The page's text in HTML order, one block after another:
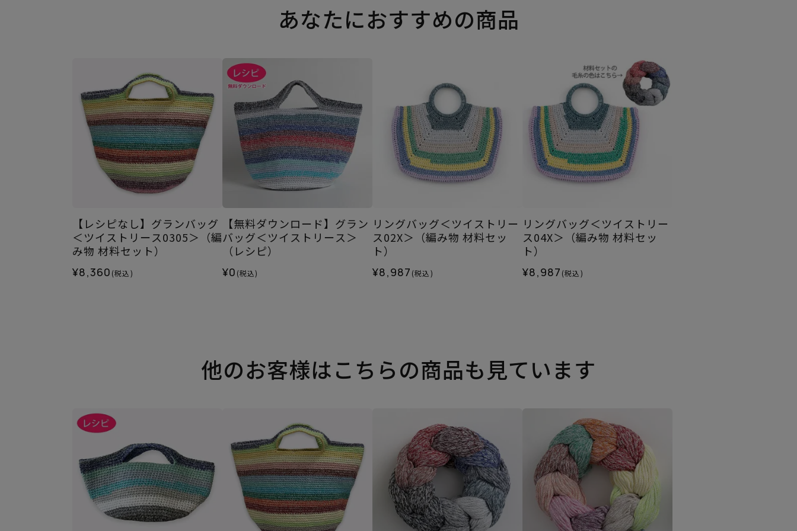
あなたにおすすめの商品
【レシピなし】グランバッグ
＜ツイストリース0305＞（編
み物 材料セット）
¥8,360 (税込)
【無料ダウンロード】グラン
バッグ＜ツイストリース＞
（レシピ）
¥0 (税込)
リングバッグ＜ツイストリー
ス02X＞（編み物 材料セッ
ト）
¥8,987 (税込)
リングバッグ＜ツイストリー
ス04X＞（編み物 材料セッ
ト）
¥8,987 (税込)
他のお客様はこちらの商品も見ています